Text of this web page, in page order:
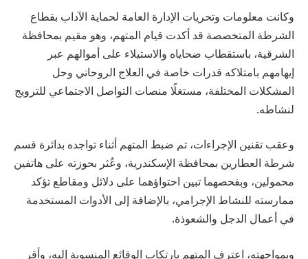
وكانت معلومات وتحريات الإدارة العامة لحماية الآداب بقطاع
الشرطة المتخصصة قد أكدت قيام المتهم، وهو مقيم بمحافظة
الشرقية، باستقطاب ضحاياه والاستيلاء على أموالهم عبر
إيهامهم بامتلاكه قدرات خاصة في العلاج الروحاني وحل
المشكلات المختلفة، مستغلًا منصات التواصل الاجتماعي للترويج
لنشاطه.
وعقب تقنين الإجراءات، تم ضبط المتهم أثناء تواجده بدائرة قسم
شرطة العطارين بمحافظة الإسكندرية، وعُثر بحوزته على هاتفين
محمولين، وبفحصهما تبين احتواؤهما على دلائل ومقاطع تؤكد
ممارسته للنشاط الإجرامي، بالإضافة إلى الأدوات المستخدمة
في أعمال الدجل والشعوذة.
وبمواجهته، اعترف المتهم بارتكاب الوقائع المنسوبة إليه، وأقر